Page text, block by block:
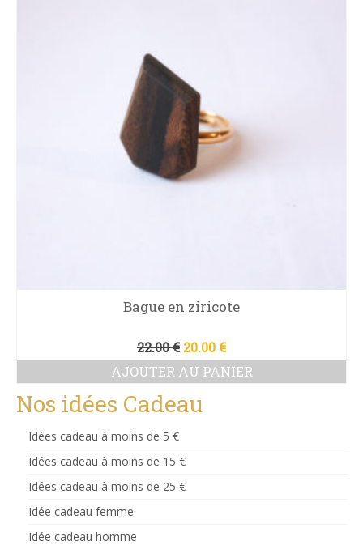
Bague en ziricote
22.00€ Le
prix
initial
22.00 €.
20.00 €Le
prix
actuel
AJOUTER AU PANIER
Nos idées Cadeau
Idées cadeau à moins de 5 €
Idées cadeau à moins de 15 €
Idées cadeau à moins de 25 €
Idée cadeau femme
Idée cadeau homme